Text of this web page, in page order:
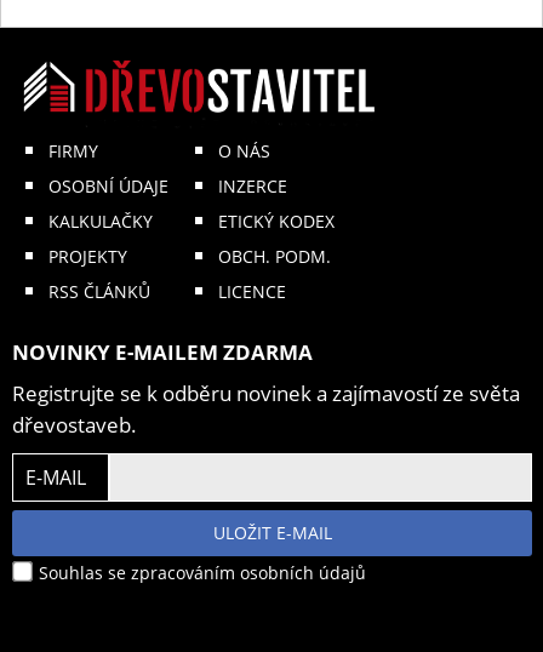
FIRMY
OSOBNÍ ÚDAJE
KALKULAČKY
PROJEKTY
RSS ČLÁNKŮ
O NÁS
INZERCE
ETICKÝ KODEX
OBCH. PODM.
LICENCE
NOVINKY E-MAILEM ZDARMA
Registrujte se k odběru novinek a zajímavostí ze světa
dřevostaveb.
E-MAIL
ULOŽIT E-MAIL
Souhlas se zpracováním osobních údajů